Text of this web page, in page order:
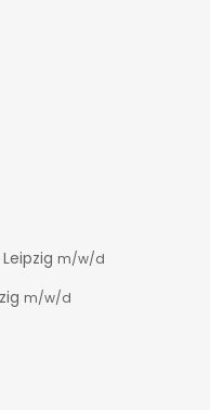
m/w/d
m/w/d